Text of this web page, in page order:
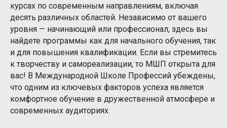
курсах по современным направлениям, включая
десять различных областей. Независимо от вашего
уровня — начинающий или профессионал, здесь вы
найдете программы как для начального обучения, так
и для повышения квалификации. Если вы стремитесь
к творчеству и самореализации, то МШП открыта для
вас! В Международной Школе Профессий убеждены,
что одним из ключевых факторов успеха является
комфортное обучение в дружественной атмосфере и
современных аудиториях.